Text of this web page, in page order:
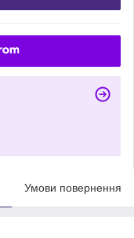
Умови повернення